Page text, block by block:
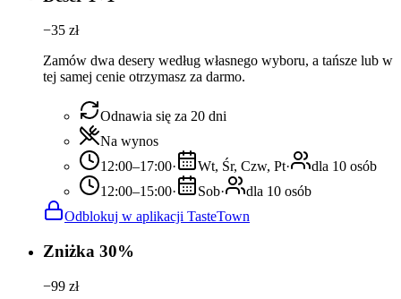
−35 zł
Zamów dwa desery według własnego wyboru, a tańsze lub w
tej samej cenie otrzymasz za darmo.
Odnawia się za 20 dni
Na wynos
12:00–17:00· Wt, Śr, Czw, Pt·
dla 10 osób
12:00–15:00· Sob·
dla 10 osób
Odblokuj w aplikacji TasteTown
Zniżka 30%
−99 zł